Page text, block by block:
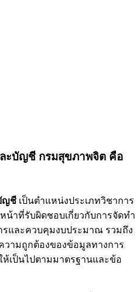
ะบัญชี กรมสุขภาพจิต คือ
ญชี เป็นตำแหน่งประเภทวิชาการ
น้าที่รับผิดชอบเกี่ยวกับการจัดทำ
รและควบคุมงบประมาณ รวมถึง
ามถูกต้องของข้อมูลทางการ
ห้เป็นไปตามมาตรฐานและข้อ